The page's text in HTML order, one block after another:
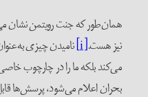
همان‌طور که جنت رویتمن نشان
نیز هست.[i] نامیدن چیزی
می‌کند بلکه ما را در چارچوب
بحران اعلام می‌شود، پرسش‌ها